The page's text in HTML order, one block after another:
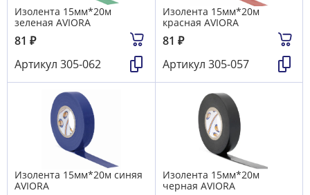
Изолента 15мм*20м
зеленая AVIORA
81 ₽
Артикул 305-062
Изолента 15мм*20м
красная AVIORA
81 ₽
Артикул 305-057
Изолента 15мм*20м синяя
AVIORA
Изолента 15мм*20м
черная AVIORA